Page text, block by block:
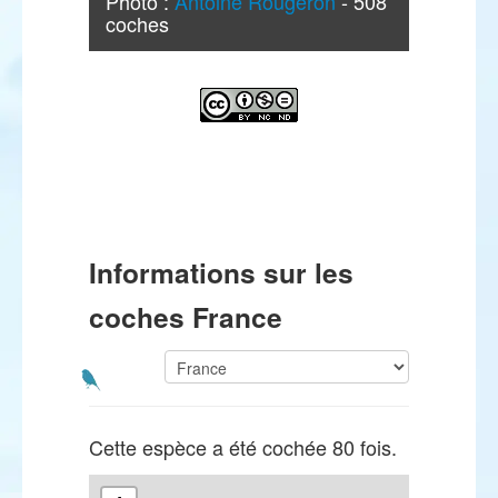
coches
Informations sur les
coches France
Cette espèce a été cochée 80 fois.